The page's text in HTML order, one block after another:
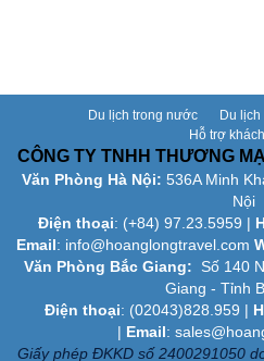
Du lịch trong nước Du
Hỗ trợ
CÔNG TY TNHH THƯƠNG
Văn Phòng Hà Nội: 536A Minh
Nội
Điện thoại: (+84) 97.23.5959 |
Email: info@hoanglongtravel.com
Văn Phòng Bắc Giang: Số 140
Giang - Tỉnh
Điện thoại: (02043)828.959 |
| Email:
Giấy phép ĐKKD số 2400291050